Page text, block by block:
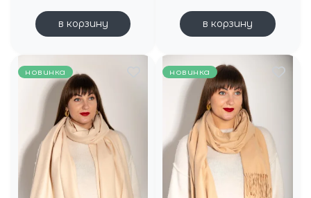
в корзину в корзину
новинка новинка